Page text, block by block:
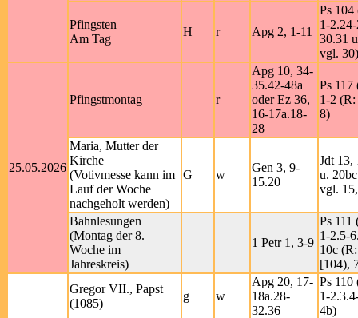
Pfingsten
Am Tag
H r Apg 2, 1-11
Ps 104
1-
30.31
vgl. 30)
25.05.2026
Pfingstmontag r
Apg 10, 34-
35.42-48a
oder Ez 36,
16-17a.18-
28
Ps 117
1-2
8)
Maria, Mutter der
Kirche
(Votivmesse kann im
Lauf der Woche
nachgeholt werden)
G w
Gen 3, 9-
15.20
Jdt 13,
u.
vgl.
Bahnlesungen
(Montag der 8.
Woche im
Jahreskreis)
1 Petr 1, 3-9
Ps 111
1-2.5-
10c
[104),
Gregor VII., Papst
(1085)
g w
Apg 20, 17-
18a.28-
32.36
Ps 110
1-
4b)